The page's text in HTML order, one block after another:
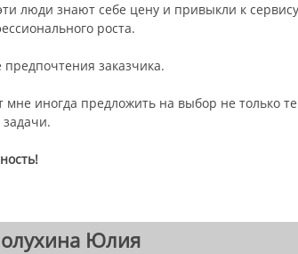
люди знают себе цену и привыкли к
роста.
заказчика.
иногда предложить на выбор не только
Юлия